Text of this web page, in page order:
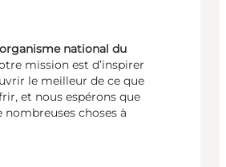
national du
mission est d’inspirer
le meilleur de ce que
et nous espérons que
choses à